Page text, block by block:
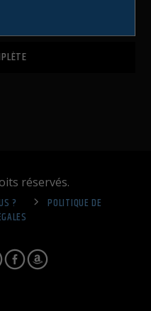
réservés.
?
POLITIQUE DE